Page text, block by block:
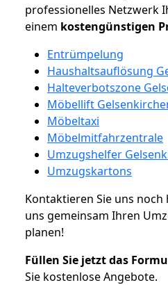
professionelles Netzwerk
einem kostengünstigen
Entrümpelung
Haushaltsauflösung
Halteverbotszone
Möbellift
Möbeltaxi
Möbelmitfahrzentrale
Umzugshelfer
Umzugskartons
Kontaktieren Sie uns noch
uns gemeinsam Ihren
planen!
Füllen Sie jetzt das
Sie kostenlose Angebote.